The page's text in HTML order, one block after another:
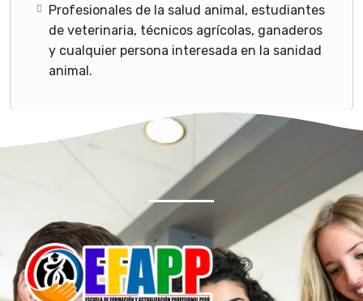
Profesionales de la salud animal, estudiantes
de veterinaria, técnicos agrícolas, ganaderos
y cualquier persona interesada en la sanidad
animal.